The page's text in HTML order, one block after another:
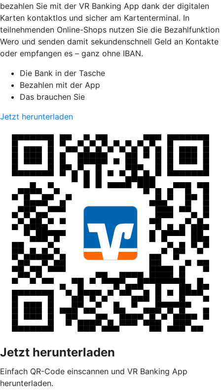
bezahlen Sie mit der VR Banking App dank der digitalen
Karten kontaktlos und sicher am Kartenterminal. In
teilnehmenden Online-Shops nutzen Sie die Bezahlfunktion
Wero und senden damit sekundenschnell Geld an Kontakte
oder empfangen es – ganz ohne IBAN.
Die Bank in der Tasche
Bezahlen mit der App
Das brauchen Sie
Jetzt herunterladen
Jetzt herunterladen
Einfach QR-Code einscannen und VR Banking App
herunterladen.